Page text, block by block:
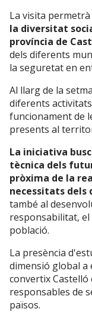
La visita permetrà
la diversitat
província de
dels diferents
la seguretat en
Al llarg de la
diferents
funcionament de
presents al
La iniciativa
tècnica dels
pròxima de la
necessitats
també al
responsabilitat,
població.
La presència
dimensió global a
convertix
responsables de
països.